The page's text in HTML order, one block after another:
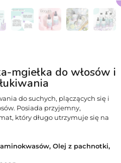
mgiełka do włosów i
do suchych, plączących się i
Posiada przyjemny,
który długo utrzymuje się na
Olej z pachnotki,